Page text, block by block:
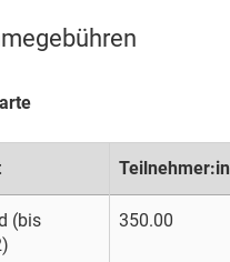
Teilnehmer:in
(bis
350.00